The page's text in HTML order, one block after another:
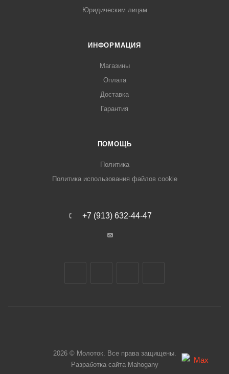
Юридическим лицам
ИНФОРМАЦИЯ
Магазины
Оплата
Доставка
Гарантия
ПОМОЩЬ
Политика
Политика использования файлов cookie
+7 (913) 632-44-47
2026 © Молоток. Все права защищены.
Разработка сайта Mahogany